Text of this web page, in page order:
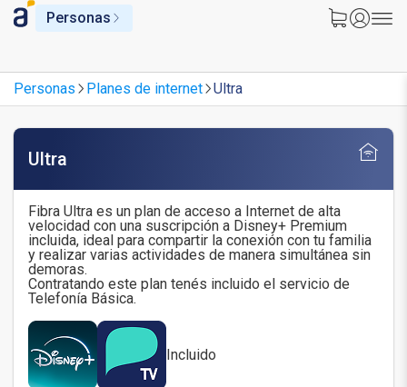
Personas
Personas Planes de internet Ultra
Ultra
Fibra Ultra es un plan de acceso a Internet de alta
velocidad con una suscripción a Disney+ Premium
incluida, ideal para compartir la conexión con tu familia
y realizar varias actividades de manera simultánea sin
demoras.
Contratando este plan tenés incluido el servicio de
Telefonía Básica.
Incluido